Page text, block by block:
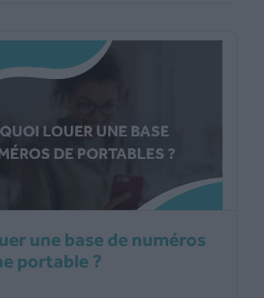
une base de numéros
portable ?